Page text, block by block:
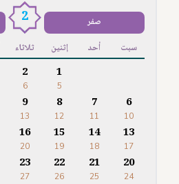
صفر 2
سبت أحد إثنين ثلاثاء
1
5
2
6
6
10
7
11
8
12
9
13
13
17
14
18
15
19
16
20
20
24
21
25
22
26
23
27